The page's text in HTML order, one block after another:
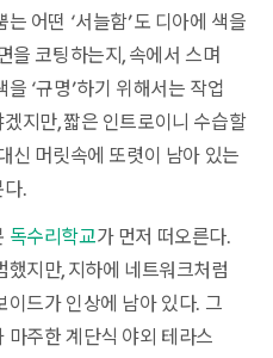
어떤 ‘서늘함’도 디아에 색을
을 코팅하는지, 속에서 스며
‘규명’하기 위해서는 작업
지만, 짧은 인트로이니 수습할
신 머릿속에 또렷이 남아 있는
다.
독수리학교가 먼저 떠오른다.
지만, 지하에 네트워크처럼
이드가 인상에 남아 있다. 그
마주한 계단식 야외 테라스